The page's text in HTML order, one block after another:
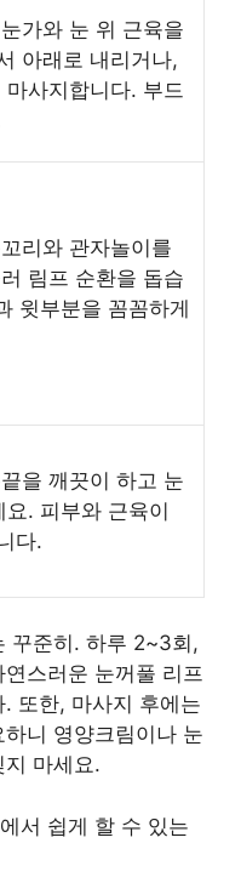
가와 눈 위 근육을
아래로 내리거나,
사지합니다. 부드
리와 관자놀이를
림프 순환을 돕습
윗부분을 꼼꼼하게
을 깨끗이 하고 눈
. 피부와 근육이
다.
꾸준히. 하루 2~3회,
스러운 눈꺼풀 리프
또한, 마사지 후에는
니 영양크림이나 눈
마세요.
서 쉽게 할 수 있는